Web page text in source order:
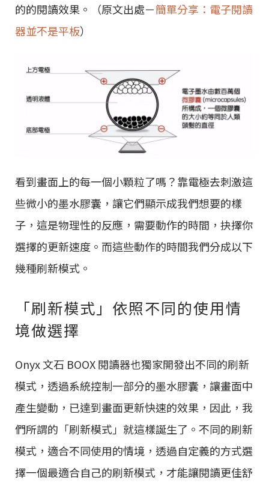
的的閱讀效果。（原文出處－簡單分享：電子閱讀
器並不是平板）
看到畫面上的每一個小顆粒了嗎？靠電極去刺激這
些微小的墨水膠囊，讓它們顯示成我們想要的樣
子，這是物理性的反應，需要動作的時間，抉擇你
選擇的更新速度。而這些動作的時間我們分成以下
幾種刷新模式。
「刷新模式」依照不同的使用情
境做選擇
Onyx 文石 BOOX 閱讀器也獨家開發出不同的刷新
模式，透過系統控制一部分的墨水膠囊，讓畫面中
產生變動，已達到畫面更新快速的效果，因此，我
們所謂的「刷新模式」就這樣誕生了。不同的刷新
模式，適合不同使用的情境，透過自定義的方式選
擇一個最適合自己的刷新模式，才能讓閱讀更佳舒